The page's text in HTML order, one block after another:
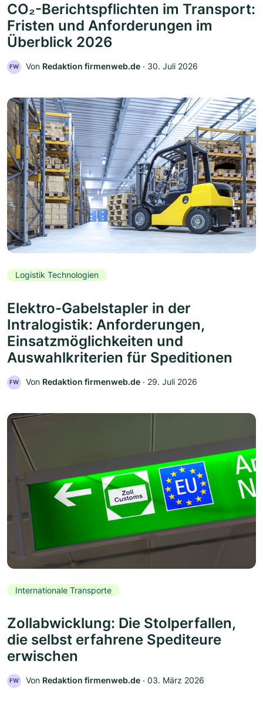
CO₂-Berichtspflichten im Transport:
Fristen und Anforderungen im
Überblick 2026
FW Von Redaktion firmenweb.de ‧ 30. Juli 2026
Logistik Technologien
Elektro-Gabelstapler in der
Intralogistik: Anforderungen,
Einsatzmöglichkeiten und
Auswahlkriterien für Speditionen
FW Von Redaktion firmenweb.de ‧ 29. Juli 2026
Internationale Transporte
Zollabwicklung: Die Stolperfallen,
die selbst erfahrene Spediteure
erwischen
FW Von Redaktion firmenweb.de ‧ 03. März 2026